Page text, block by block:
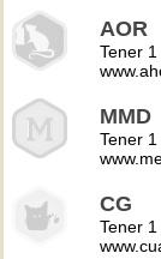
AOR
Tener
MMD
Tener
CG
Tener